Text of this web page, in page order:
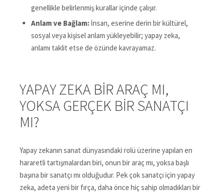
genellikle belirlenmiş kurallar içinde çalışır.
Anlam ve Bağlam:İnsan, eserine derin bir kültürel,
sosyal veya kişisel anlam yükleyebilir; yapay zeka,
anlamı taklit etse de özünde kavrayamaz.
YAPAY ZEKA BIR ARAÇ MI,
YOKSA GERÇEK BIR SANATÇI
MI?
Yapay zekanın sanat dünyasındaki rolü üzerine yapılan en
hararetli tartışmalardan biri, onun bir araç mı, yoksa başlı
başına bir sanatçı mı olduğudur. Pek çok sanatçı için yapay
zeka, adeta yeni bir fırça, daha önce hiç sahip olmadıkları bir